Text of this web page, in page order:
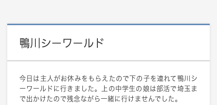
鴨川シーワールド
今日は主人がお休みをもらえたので下の子を連れて鴨川シ
ーワールドに行きました。上の中学生の娘は部活で埼玉ま
で出かけたので残念ながら一緒に行けませんでした。